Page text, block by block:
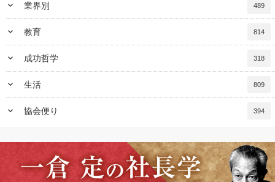
keyboard_arrow_down 業界別 489
keyboard_arrow_down 教育 814
keyboard_arrow_down 成功哲学 318
keyboard_arrow_down 生活 809
keyboard_arrow_down 協会便り 394